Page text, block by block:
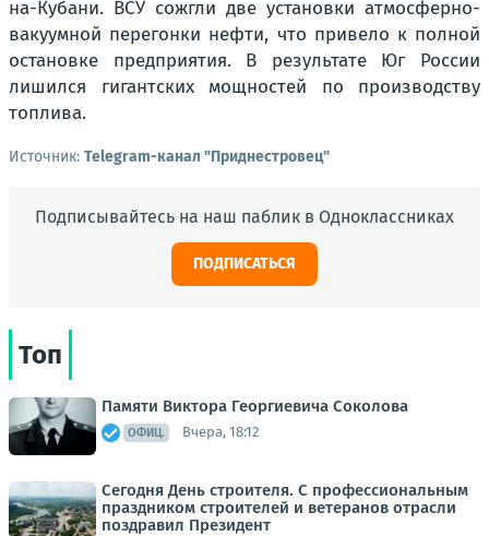
на-Кубани. ВСУ сожгли две установки атмосферно-
вакуумной перегонки нефти, что привело к полной
остановке предприятия. В результате Юг России
лишился гигантских мощностей по производству
топлива.
Источник: Telegram-канал "Приднестровец"
Подписывайтесь на наш паблик в Одноклассниках
ПОДПИСАТЬСЯ
Топ
Памяти Виктора Георгиевича Соколова
ОФИЦ. Вчера, 18:12
Сегодня День строителя. С профессиональным
праздником строителей и ветеранов отрасли
поздравил Президент